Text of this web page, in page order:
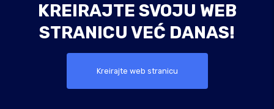
KREIRAJTE SVOJU WEB
STRANICU VEĆ DANAS!
Kreirajte web stranicu